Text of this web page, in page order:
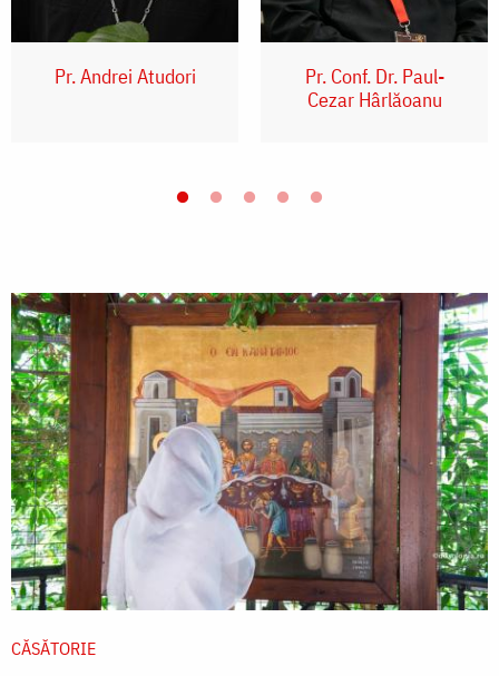
Pr. Andrei Atudori
Pr. Conf. Dr. Paul-
Cezar Hârlăoanu
CĂSĂTORIE